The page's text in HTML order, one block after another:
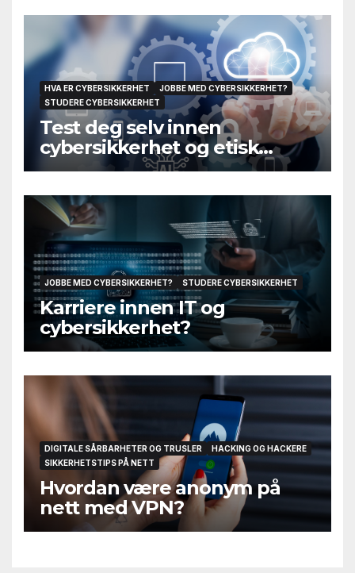
HVA ER CYBERSIKKERHET
JOBBE MED CYBERSIKKERHET?
STUDERE CYBERSIKKERHET
Test deg selv innen
cybersikkerhet og etisk
hacking
JOBBE MED CYBERSIKKERHET? STUDERE CYBERSIKKERHET
Karriere innen IT og
cybersikkerhet?
DIGITALE SÅRBARHETER OG TRUSLER
HACKING OG HACKERE
SIKKERHETSTIPS PÅ NETT
Hvordan være anonym på
nett med VPN?